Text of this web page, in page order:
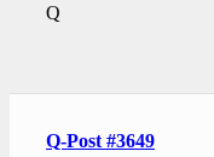
Q
Q-Post #3649